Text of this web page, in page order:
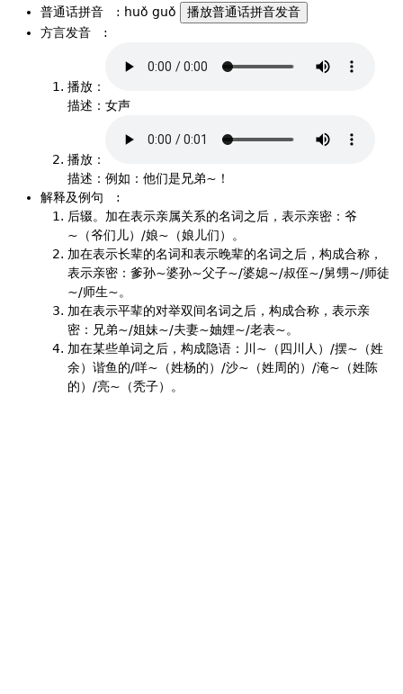
普通话拼音
: huǒ guǒ
播放普通话拼音发音
方言发音
:
播放：
描述：女声
播放：
描述：例如：他们是兄弟~！
解释及例句
:
后辍。加在表示亲属关系的名词之后，表示亲密：爷
~（爷们儿）/娘~（娘儿们）。
加在表示长辈的名词和表示晚辈的名词之后，构成合称，
表示亲密：爹孙~婆孙~父子~/婆媳~/叔侄~/舅甥~/师徒
~/师生~。
加在表示平辈的对举双间名词之后，构成合称，表示亲
密：兄弟~/姐妹~/夫妻~妯娌~/老表~。
加在某些单词之后，构成隐语：川~（四川人）/摆~（姓
余）谐鱼的/咩~（姓杨的）/沙~（姓周的）/淹~（姓陈
的）/亮~（秃子）。